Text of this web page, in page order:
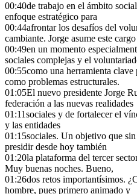
00:40de trabajo en el ámbito
enfoque estratégico para
00:44afrontar los desafíos del
cambiante. Jorge asume este cargo
00:49en un momento
sociales complejas y el
00:55como una herramienta clave
como problemas estructurales.
01:05El nuevo presidente Jorge
federación a las nuevas realidades
01:11sociales y de fortalecer el
y las entidades
01:15sociales. Un objetivo que
presidir desde hoy también
01:20la plataforma del tercer
Muy buenas noches. Bueno,
01:26dos retos importantísimos.
hombre, pues primero animado y